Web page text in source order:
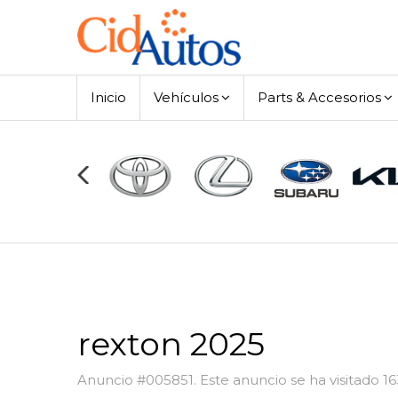
Inicio Vehículos Parts & Accesorios
rexton 2025
Anuncio #005851. Este anuncio se ha visitado